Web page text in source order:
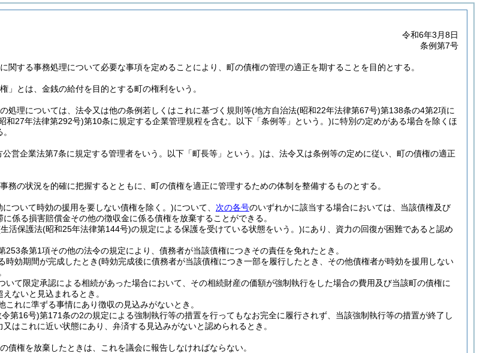
令和6年3月8日
条例第7号
関する事務処理について必要な事項を定めることにより、町の債権の管理の適正を期することを目的とする。
」とは、金銭の給付を目的とする町の権利をいう。
処理については、法令又は他の条例若しくはこれに基づく規則等(地方自治法(昭和22年法律第67号)第138条の4第2項に
和27年法律第292号)第10条に規定する企業管理規程を含む。以下「条例等」という。)に特別の定めがある場合を除くほ
公営企業法第7条に規定する管理者をいう。以下「町長等」という。)は、法令又は条例等の定めに従い、町の債権の適正
務の状況を的確に把握するとともに、町の債権を適正に管理するための体制を整備するものとする。
について時効の援用を要しない債権を除く。)について、 次の各号のいずれかに該当する場合においては、当該債権及び
係る損害賠償金その他の徴収金に係る債権を放棄することができる。
活保護法(昭和25年法律第144号)の規定による保護を受けている状態をいう。)にあり、資力の回復が困難であると認め
253条第1項その他の法令の規定により、債務者が当該債権につきその責任を免れたとき。
時効期間が完成したとき(時効完成後に債務者が当該債権につき一部を履行したとき、その他債権者が時効を援用しない
。
いて限定承認による相続があった場合において、その相続財産の価額が強制執行をした場合の費用及び当該町の債権に
ないと見込まれるとき。
れに準ずる事情にあり徴収の見込みがないとき。
第16号)第171条の2の規定による強制執行等の措置を行ってもなお完全に履行されず、当該強制執行等の措置が終了し
はこれに近い状態にあり、弁済する見込みがないと認められるとき。
債権を放棄したときは、これを議会に報告しなければならない。